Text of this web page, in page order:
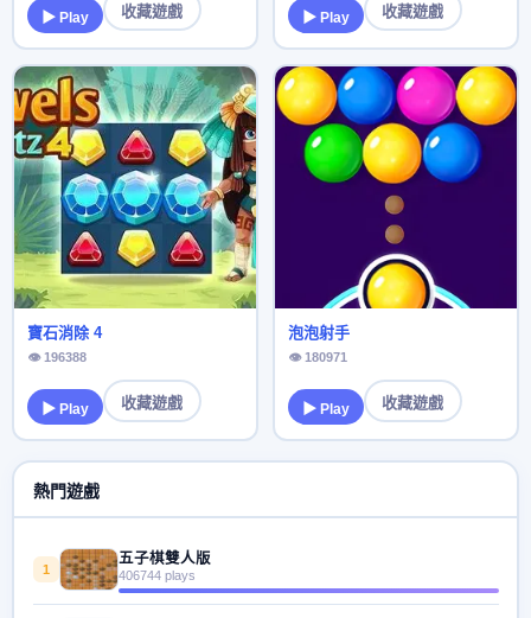
▶ Play 收藏遊戲 ▶ Play 收藏遊戲
寶石消除 4
👁 196388
▶ Play 收藏遊戲
泡泡射手
👁 180971
▶ Play 收藏遊戲
熱門遊戲
1
五子棋雙人版
406744 plays